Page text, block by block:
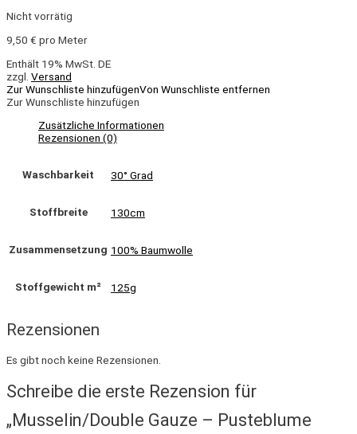
Nicht vorrätig
9,50 € pro Meter
Enthält 19% MwSt. DE
zzgl. Versand
Zur Wunschliste hinzufügenVon Wunschliste entfernen
Zur Wunschliste hinzufügen
Zusätzliche Informationen
Rezensionen (0)
Waschbarkeit 30° Grad
Stoffbreite 130cm
Zusammensetzung 100% Baumwolle
Stoffgewicht m² 125g
Rezensionen
Es gibt noch keine Rezensionen.
Schreibe die erste Rezension für
„Musselin/Double Gauze – Pusteblume